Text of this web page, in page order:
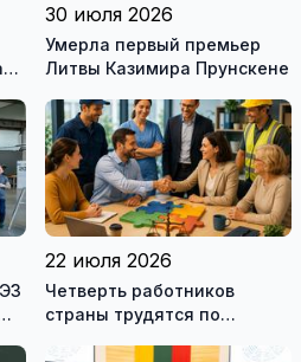
30 июля 2026
Умерла первый премьер
Литвы Казимира Прунскене
22 июля 2026
Четверть работников
страны трудятся по